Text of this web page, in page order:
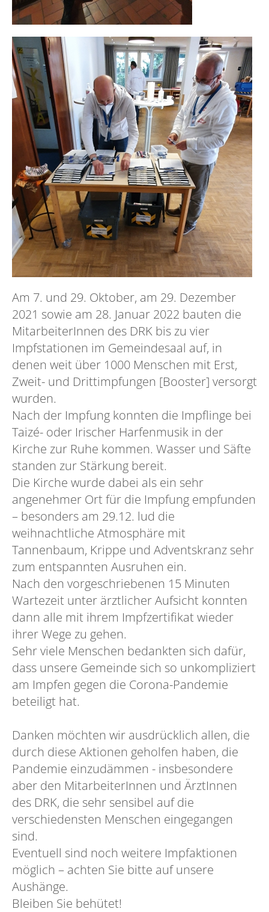
Am 7. und 29. Oktober, am 29. Dezember
2021 sowie am 28. Januar 2022 bauten die
MitarbeiterInnen des DRK bis zu vier
Impfstationen im Gemeindesaal auf, in
denen weit über 1000 Menschen mit Erst,
Zweit- und Drittimpfungen [Booster] versorgt
wurden.
Nach der Impfung konnten die Impflinge bei
Taizé- oder Irischer Harfenmusik in der
Kirche zur Ruhe kommen. Wasser und Säfte
standen zur Stärkung bereit.
Die Kirche wurde dabei als ein sehr
angenehmer Ort für die Impfung empfunden
– besonders am 29.12. lud die
weihnachtliche Atmosphäre mit
Tannenbaum, Krippe und Adventskranz sehr
zum entspannten Ausruhen ein.
Nach den vorgeschriebenen 15 Minuten
Wartezeit unter ärztlicher Aufsicht konnten
dann alle mit ihrem Impfzertifikat wieder
ihrer Wege zu gehen.
Sehr viele Menschen bedankten sich dafür,
dass unsere Gemeinde sich so unkompliziert
am Impfen gegen die Corona-Pandemie
beteiligt hat.
Danken möchten wir ausdrücklich allen, die
durch diese Aktionen geholfen haben, die
Pandemie einzudämmen - insbesondere
aber den MitarbeiterInnen und ÄrztInnen
des DRK, die sehr sensibel auf die
verschiedensten Menschen eingegangen
sind.
Eventuell sind noch weitere Impfaktionen
möglich – achten Sie bitte auf unsere
Aushänge.
Bleiben Sie behütet!